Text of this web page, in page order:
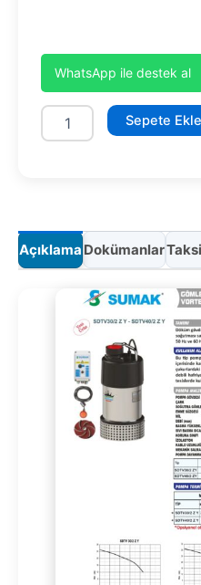
WhatsApp ile destek al
SDTV
30/2
Sepete Ekle
Açıklama Dokümanlar